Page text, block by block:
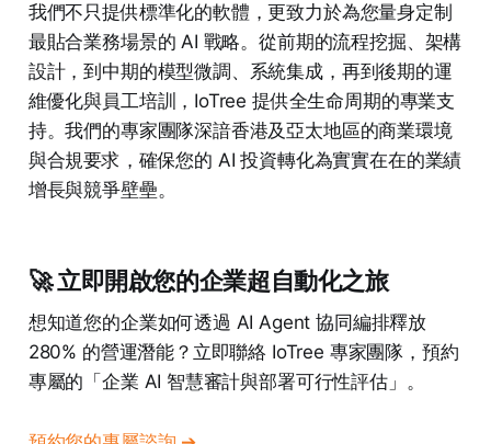
我們不只提供標準化的軟體，更致力於為您量身定制
最貼合業務場景的 AI 戰略。從前期的流程挖掘、架構
設計，到中期的模型微調、系統集成，再到後期的運
維優化與員工培訓，IoTree 提供全生命周期的專業支
持。我們的專家團隊深諳香港及亞太地區的商業環境
與合規要求，確保您的 AI 投資轉化為實實在在的業績
增長與競爭壁壘。
🚀 立即開啟您的企業超自動化之旅
想知道您的企業如何透過 AI Agent 協同編排釋放
280% 的營運潛能？立即聯絡 IoTree 專家團隊，預約
專屬的「企業 AI 智慧審計與部署可行性評估」。